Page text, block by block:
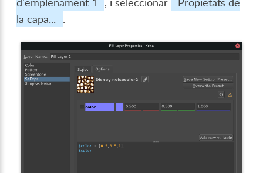
d'emplenament 1
, i seleccionar
Propietats de
la capa...
.